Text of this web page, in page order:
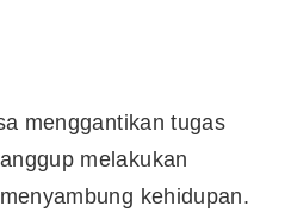
menggantikan tugas
melakukan
kehidupan.